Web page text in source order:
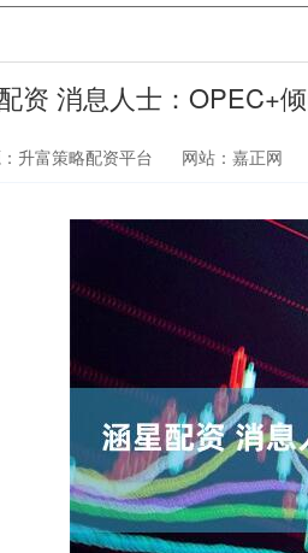
资 消息人士：OPEC+
升富策略配资平台 网站：嘉正网